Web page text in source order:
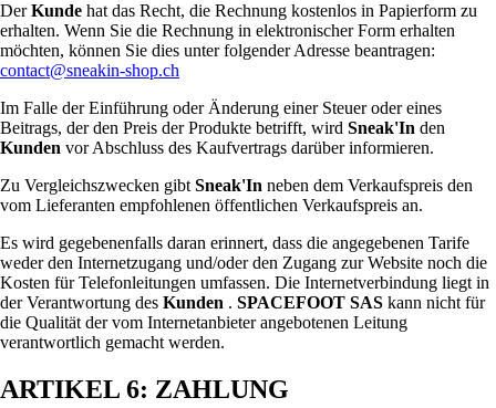
DerKunde hat das Recht, die Rechnung kostenlos in Papierform zu
erhalten. Wenn Sie die Rechnung in elektronischer Form erhalten
möchten, können Sie dies unter folgender Adresse beantragen:
contact@sneakin-shop.ch
Im Falle der Einführung oder Änderung einer Steuer oder eines
Beitrags, der den Preis der Produkte betrifft, wird Sneak'In den
Kunden vor Abschluss des Kaufvertrags darüber informieren.
Zu Vergleichszwecken gibt Sneak'In neben dem Verkaufspreis den
vom Lieferanten empfohlenen öffentlichen Verkaufspreis an.
Es wird gegebenenfalls daran erinnert, dass die angegebenen Tarife
weder den Internetzugang und/oder den Zugang zur Website noch die
Kosten für Telefonleitungen umfassen. Die Internetverbindung liegt in
der Verantwortung des Kunden . SPACEFOOT SAS kann nicht für
die Qualität der vom Internetanbieter angebotenen Leitung
verantwortlich gemacht werden.
ARTIKEL 6: ZAHLUNG